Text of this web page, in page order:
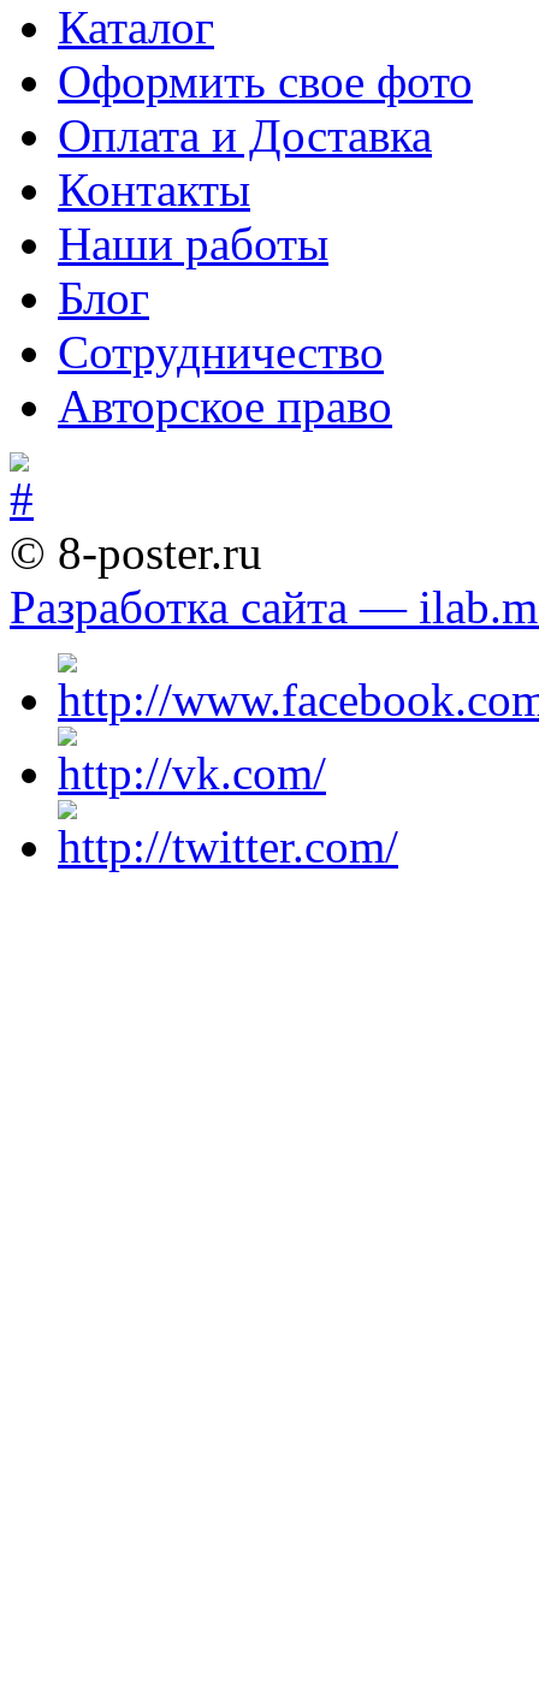
Каталог
Оформить свое фото
Оплата и Доставка
Контакты
Наши работы
Блог
Сотрудничество
Авторское право
© 8-poster.ru
Разработка сайта —